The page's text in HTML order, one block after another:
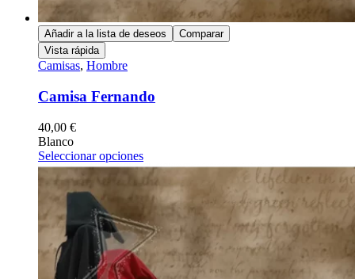
Añadir a la lista de deseos
Comparar
Vista rápida
Camisas, Hombre
Camisa Fernando
40,00 €
Blanco
Seleccionar opciones